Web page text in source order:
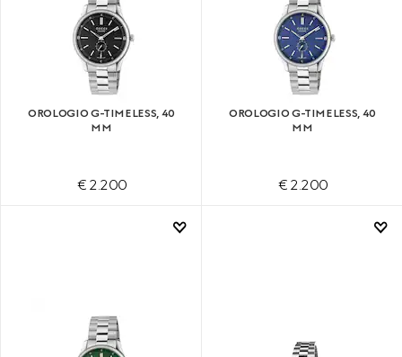
OROLOGIO G-TIMELESS, 40
MM
€ 2.200
OROLOGIO G-TIMELESS, 40
MM
€ 2.200